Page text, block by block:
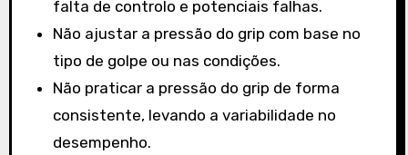
falta de controlo e potenciais falhas.
Não ajustar a pressão do grip com base no
tipo de golpe ou nas condições.
Não praticar a pressão do grip de forma
consistente, levando a variabilidade no
desempenho.